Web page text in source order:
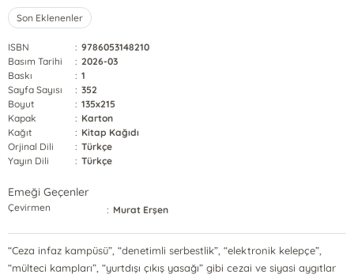
Son Eklenenler
ISBN : 9786053148210
Basım Tarihi
: 2026-03
Baskı
: 1
Sayfa Sayısı
: 352
Boyut
: 135x215
Kapak
: Karton
Kağıt
: Kitap Kağıdı
Orjinal Dili
: Türkçe
Yayın Dili
: Türkçe
Emeği Geçenler
Çevirmen : Murat Erşen
“Ceza infaz kampüsü”, “denetimli serbestlik”, “elektronik kelepçe”,
“mülteci kampları”, “yurtdışı çıkış yasağı” gibi cezai ve siyasi aygıtlar